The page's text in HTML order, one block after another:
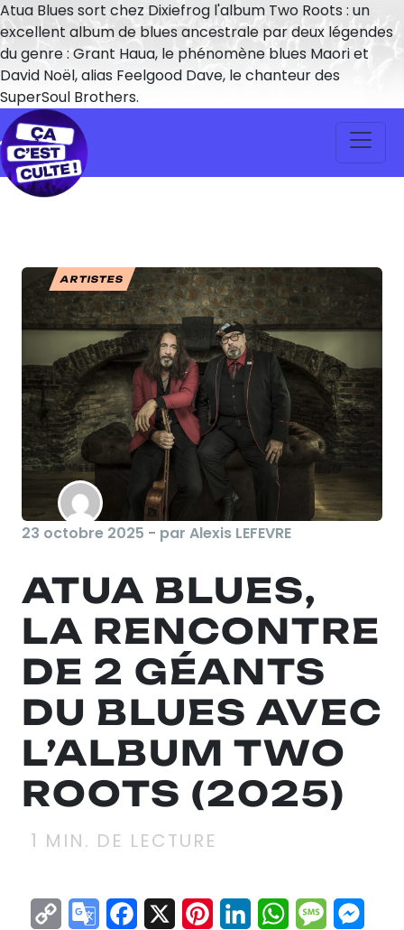
Atua Blues sort chez Dixiefrog l'album Two Roots : un
excellent album de blues ancestrale par deux légendes
du genre : Grant Haua, le phénomène blues Maori et
David Noël, alias Feelgood Dave, le chanteur des
SuperSoul Brothers.
ARTISTES
23 octobre 2025 - par Alexis LEFEVRE
ATUA BLUES,
LA RENCONTRE
DE 2 GÉANTS
DU BLUES AVEC
L’ALBUM TWO
ROOTS (2025)
1 MIN. DE LECTURE
Copy GoogleFacebook
X Pinterest
LinkedInWhatsApp